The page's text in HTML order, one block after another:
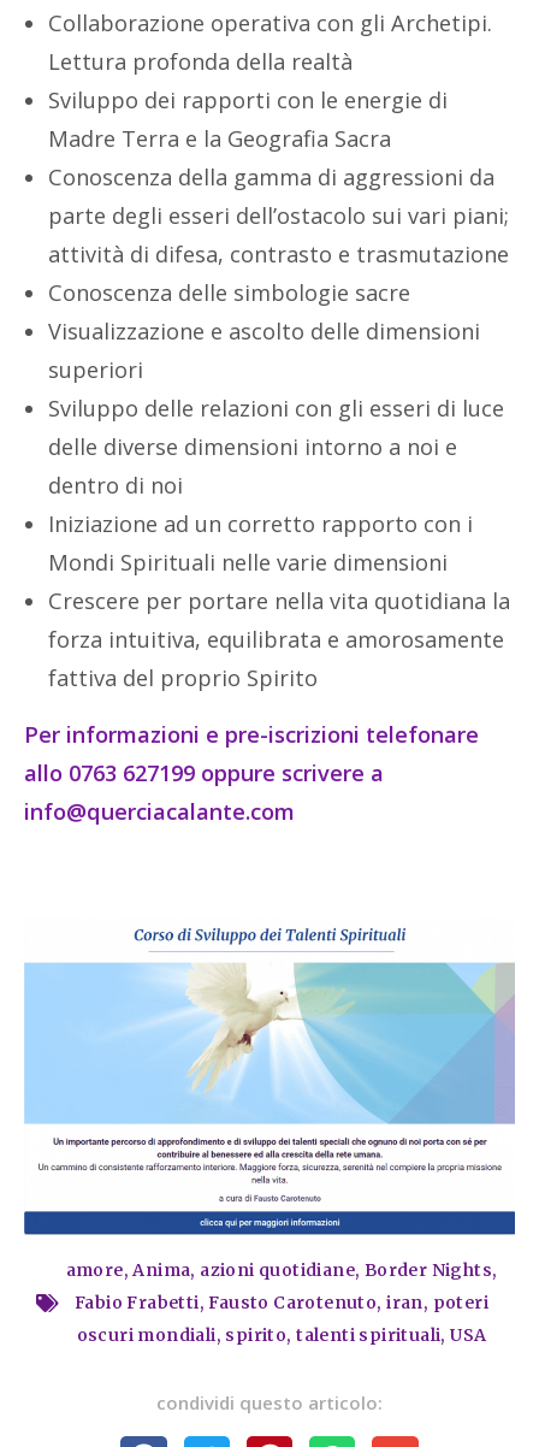
Collaborazione operativa con gli Archetipi.
Lettura profonda della realtà
Sviluppo dei rapporti con le energie di
Madre Terra e la Geografia Sacra
Conoscenza della gamma di aggressioni da
parte degli esseri dell’ostacolo sui vari piani;
attività di difesa, contrasto e trasmutazione
Conoscenza delle simbologie sacre
Visualizzazione e ascolto delle dimensioni
superiori
Sviluppo delle relazioni con gli esseri di luce
delle diverse dimensioni intorno a noi e
dentro di noi
Iniziazione ad un corretto rapporto con i
Mondi Spirituali nelle varie dimensioni
Crescere per portare nella vita quotidiana la
forza intuitiva, equilibrata e amorosamente
fattiva del proprio Spirito
Per informazioni e pre-iscrizioni telefonare
allo 0763 627199 oppure scrivere a
info@querciacalante.com
amore,Anima, azioni quotidiane, Border Nights,
Fabio Frabetti,Fausto Carotenuto,iran, poteri
oscuri mondiali, spirito,talenti spirituali,USA
condividi questo articolo: